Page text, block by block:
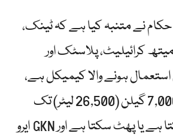
نے متنبہ کیا ہے کہ ٹینک،
کرائیلیٹ، پلاسٹک اور
ہونے والا کیمیکل ہے،
پھٹ سکتا ہے اور 7,000 گیلن (26,500 لیٹر) تک
زہریلا مواد پھٹ سکتا ہے یا پھٹ سکتا ہے اور GKN ایرو